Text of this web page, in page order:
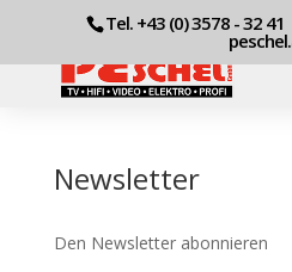
Tel. +43 (0) 3578 - 32 41
Newsletter
Den Newsletter abonnieren